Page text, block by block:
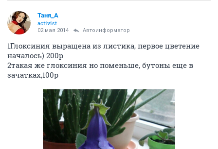
Таня_А
activist
02 мая 2014 Автоинформатор
1Глоксиния выращена из листика, первое цветение
началось) 200р
2такая же глоксиния но поменьше, бутоны еще в
зачатках,100р